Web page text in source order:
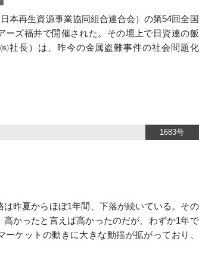
本再生資源事業協同組合連合会）の第54回全国
ーズ福井で開催された。その壇上で日資連の飯
社長）は、昨今の金属盗難事件の社会問題化
1683号
昨夏からほぼ1年間、下落が続いている。その
かったと言えば高かったのだが、わずか1年で
ーケットの動きに大きな動揺が拡がっており、